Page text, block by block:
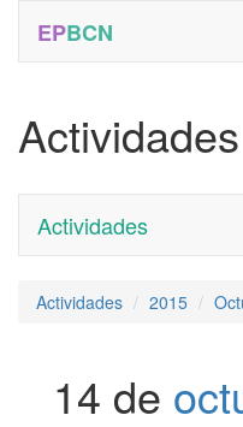
EPBCN
Actividades
Actividades
Actividades 2015
14 de